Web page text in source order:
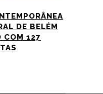
DE BELÉM
COM 127